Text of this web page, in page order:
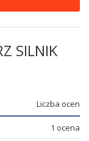
SILNIK
Liczba ocen
1 ocena